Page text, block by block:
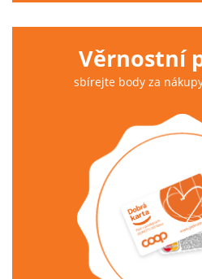
Věrnostní
sbírejte body za